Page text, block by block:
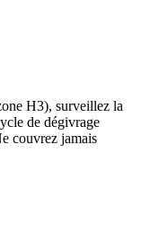
H3), surveillez la
de dégivrage
couvrez jamais